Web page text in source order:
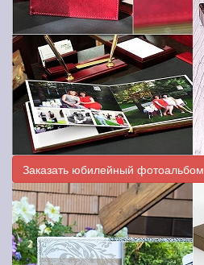
Заказать юбилейный фотоальбом